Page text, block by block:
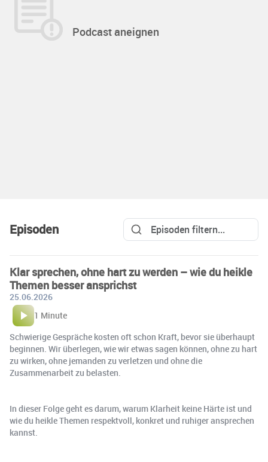
Podcast aneignen
Episoden
Klar sprechen, ohne hart zu werden – wie du heikle
Themen besser ansprichst
25.06.2026
1 Minute
Schwierige Gespräche kosten oft schon Kraft, bevor sie überhaupt
beginnen. Wir überlegen, wie wir etwas sagen können, ohne zu hart
zu wirken, ohne jemanden zu verletzen und ohne die
Zusammenarbeit zu belasten.
In dieser Folge geht es darum, warum Klarheit keine Härte ist und
wie du heikle Themen respektvoll, konkret und ruhiger ansprechen
kannst.